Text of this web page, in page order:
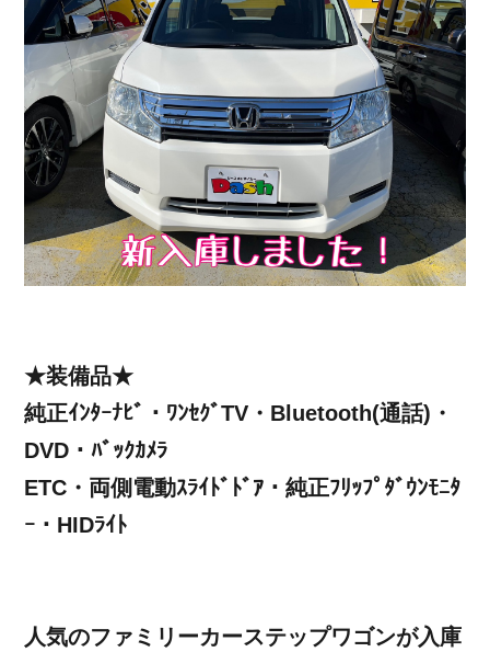
★装備品★
純正ｲﾝﾀｰﾅﾋﾞ・ﾜﾝｾｸﾞTV・Bluetooth(通話)・
DVD・ﾊﾞｯｸｶﾒﾗ
ETC・両側電動ｽﾗｲﾄﾞﾄﾞｱ・純正ﾌﾘｯﾌﾟﾀﾞｳﾝﾓﾆﾀ
ｰ・HIDﾗｲﾄ
人気のファミリーカーステップワゴンが入庫